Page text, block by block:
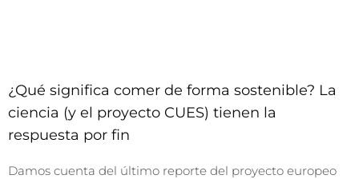
¿Qué significa comer de forma sostenible? La
ciencia (y el proyecto CUES) tienen la
respuesta por fin
Damos cuenta del último reporte del proyecto europeo